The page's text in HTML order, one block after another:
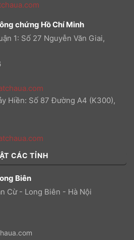
chứng Hồ Chí Minh
1: Số 27 Nguyễn Văn Giai,
Hiền: Số 87 Đường A4 (K300),
CÁC TỈNH
Biên
Cừ - Long Biên - Hà Nội